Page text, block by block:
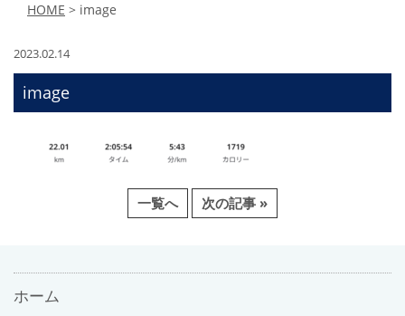
HOME > image
2023.02.14
image
一覧へ 次の記事 »
ホーム